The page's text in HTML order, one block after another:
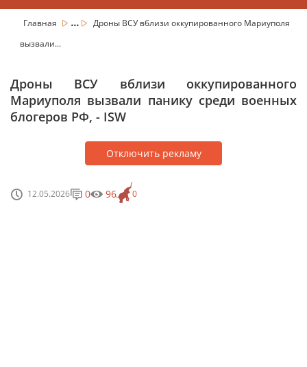
Главная ...
Дроны ВСУ вблизи оккупированного Мариуполя
вызвали...
Дроны ВСУ вблизи оккупированного
Мариуполя вызвали панику среди военных
блогеров РФ, - ISW
Отключить рекламу
12.05.2026 0
0 96